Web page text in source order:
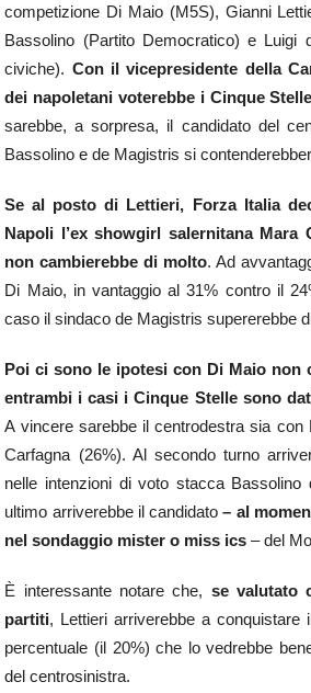
competizione Di Maio (M5S), Gianni
Bassolino (Partito Democratico) e Luigi
civiche). Con il vicepresidente della
dei napoletani voterebbe i Cinque Stelle
sarebbe, a sorpresa, il candidato del
Bassolino e de Magistris si
Se al posto di Lettieri, Forza Italia
Napoli l’ex showgirl salernitana Mara
non cambierebbe di molto. Ad
Di Maio, in vantaggio al 31% contro il
caso il sindaco de Magistris supererebbe
Poi ci sono le ipotesi con Di Maio non
entrambi i casi i Cinque Stelle sono
A vincere sarebbe il centrodestra sia con
Carfagna (26%). Al secondo turno
nelle intenzioni di voto stacca
ultimo arriverebbe il candidato– al
nel sondaggio mister o miss ics – del
È interessante notare che, se valutato
partiti, Lettieri arriverebbe a conquistare
percentuale (il 20%) che lo vedrebbe
del centrosinistra.